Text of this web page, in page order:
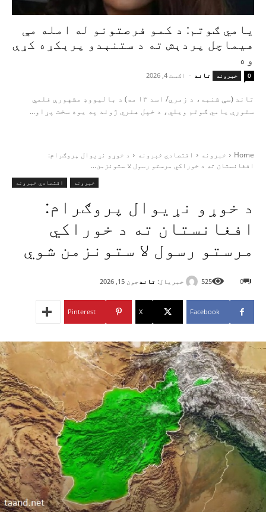
یامي ګوتم: د کمو فرصتونو له امله مې
هیماچل پردېش ته د ستنېدو پرېکړه کړې
وه
خبرونه تاند - اګست 4, 2026 0
تاند (سې شنبه، د زمري/ اسد ۱۳ مه) د بالیووډ مشهورې فلمي
ستورې یامي ګوتم ویلي، د خپل هنري ژوند په یوه سخت پړاو...